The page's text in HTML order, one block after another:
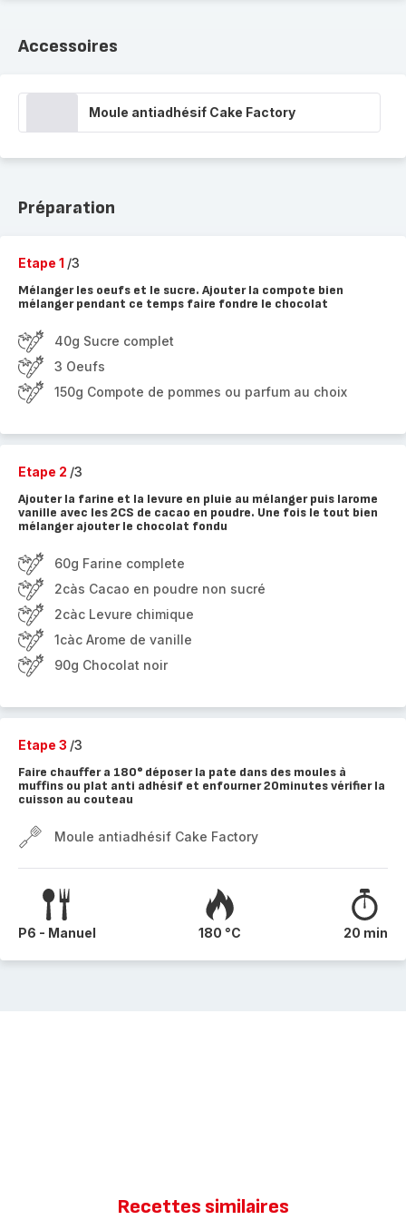
Accessoires
Moule antiadhésif Cake Factory
Préparation
Etape 1 /3
Mélanger les oeufs et le sucre. Ajouter la compote bien
mélanger pendant ce temps faire fondre le chocolat
40g Sucre complet
3 Oeufs
150g Compote de pommes ou parfum au choix
Etape 2 /3
Ajouter la farine et la levure en pluie au mélanger puis larome
vanille avec les 2CS de cacao en poudre. Une fois le tout bien
mélanger ajouter le chocolat fondu
60g Farine complete
2càs Cacao en poudre non sucré
2càc Levure chimique
1càc Arome de vanille
90g Chocolat noir
Etape 3 /3
Faire chauffer a 180° déposer la pate dans des moules à
muffins ou plat anti adhésif et enfourner 20minutes vérifier la
cuisson au couteau
Moule antiadhésif Cake Factory
P6 - Manuel 180 °C 20 min
Recettes similaires